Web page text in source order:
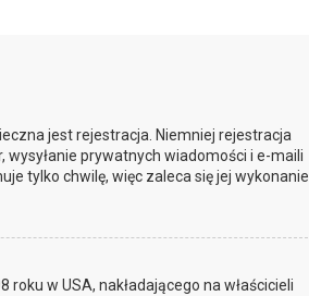
jest rejestracja. Niemniej rejestracja
prywatnych wiadomości i e-maili
tylko chwilę, więc zaleca się jej wykonanie.
w USA, nakładającego na właścicieli